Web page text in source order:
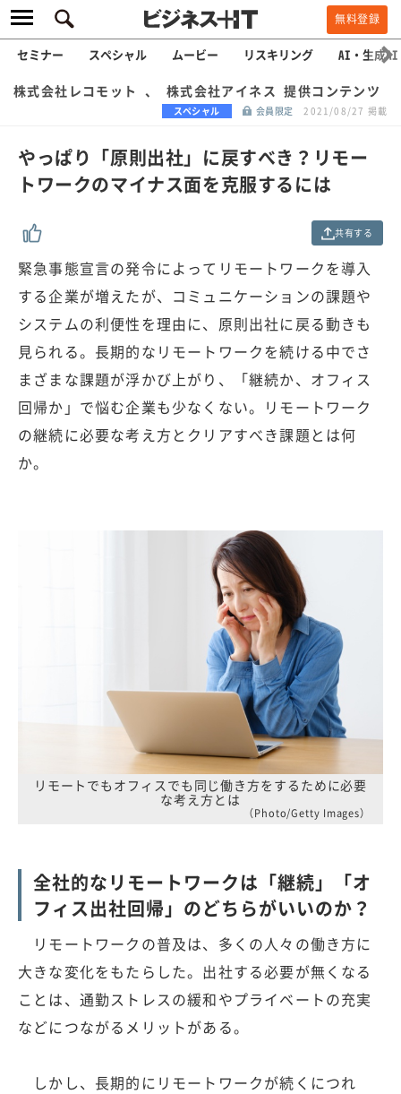
無料登録
セミナー スペシャル ムービー リスキリング AI・生成AI
株式会社レコモット 、 株式会社アイネス 提供コンテンツ
スペシャル 会員限定 2021/08/27 掲載
やっぱり「原則出社」に戻すべき？リモー
トワークのマイナス面を克服するには
共有する
緊急事態宣言の発令によってリモートワークを導入
する企業が増えたが、コミュニケーションの課題や
システムの利便性を理由に、原則出社に戻る動きも
見られる。長期的なリモートワークを続ける中でさ
まざまな課題が浮かび上がり、「継続か、オフィス
回帰か」で悩む企業も少なくない。リモートワーク
の継続に必要な考え方とクリアすべき課題とは何
か。
リモートでもオフィスでも同じ働き方をするために必要
な考え方とは
（Photo/Getty Images）
全社的なリモートワークは「継続」「オ
フィス出社回帰」のどちらがいいのか？
リモートワークの普及は、多くの人々の働き方に
大きな変化をもたらした。出社する必要が無くなる
ことは、通勤ストレスの緩和やプライベートの充実
などにつながるメリットがある。
しかし、長期的にリモートワークが続くにつれ